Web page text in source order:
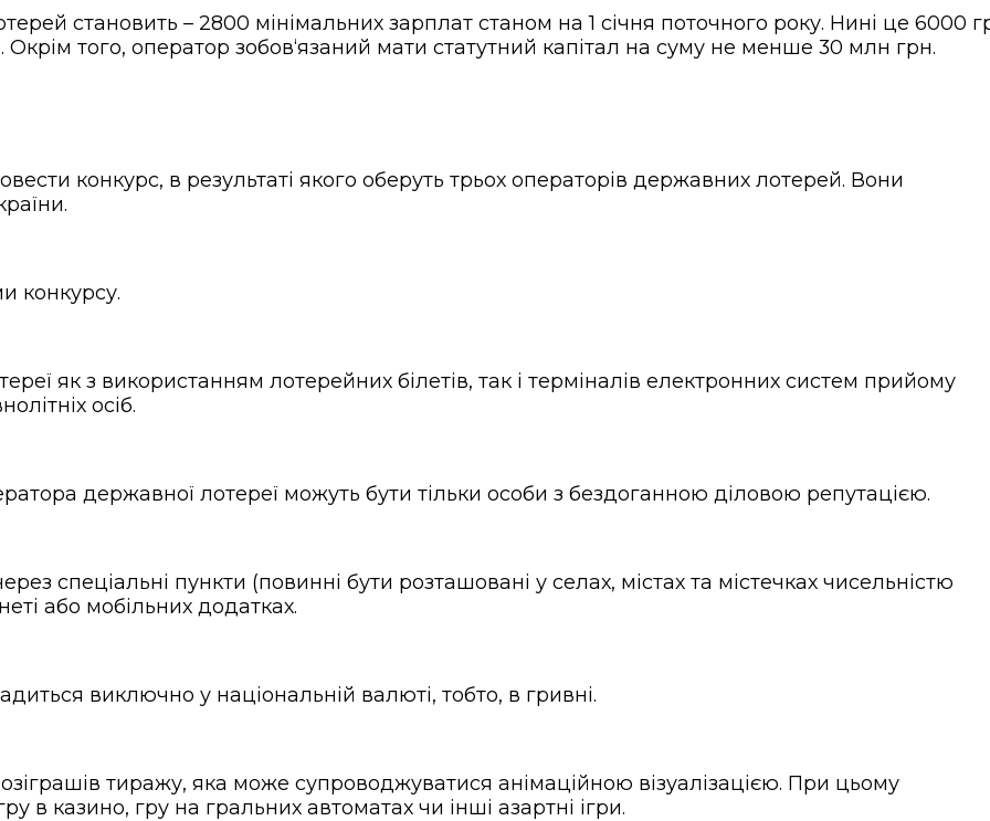
становить – 2800 мінімальних зарплат станом на 1 січня поточного року. Нині це 6000
Окрім того, оператор зобов‘язаний мати статутний капітал на суму не менше 30 млн грн.
конкурс, в результаті якого оберуть трьох операторів державних лотерей. Вони
конкурсу.
як з використанням лотерейних білетів, так і терміналів електронних систем прийому
осіб.
державної лотереї можуть бути тільки особи з бездоганною діловою репутацією.
спеціальні пункти (повинні бути розташовані у селах, містах та містечках чисельністю
або мобільних додатках.
виключно у національній валюті, тобто, в гривні.
тиражу, яка може супроводжуватися анімаційною візуалізацією. При цьому
в казино, гру на гральних автоматах чи інші азартні ігри.